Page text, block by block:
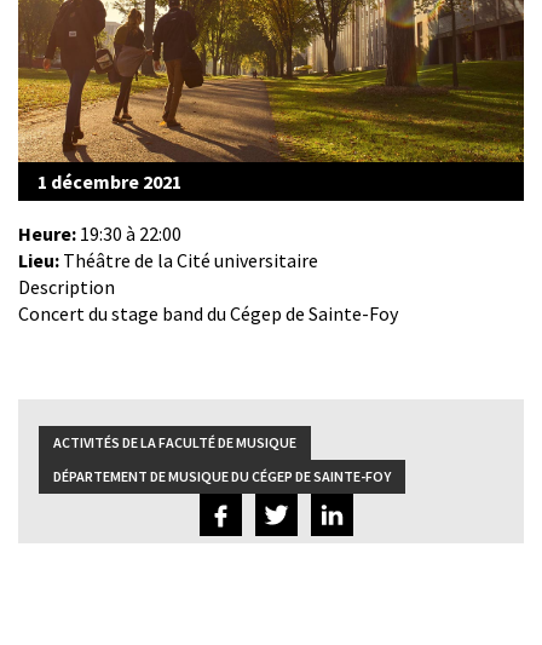
1 décembre 2021
Heure: 19:30 à 22:00
Lieu: Théâtre de la Cité universitaire
Description
Concert du stage band du Cégep de Sainte-Foy
ACTIVITÉS DE LA FACULTÉ DE MUSIQUE
DÉPARTEMENT DE MUSIQUE DU CÉGEP DE SAINTE-FOY